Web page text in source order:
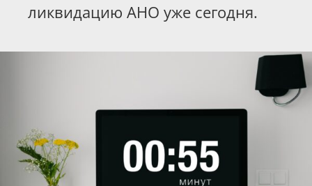
ликвидацию АНО уже сегодня.